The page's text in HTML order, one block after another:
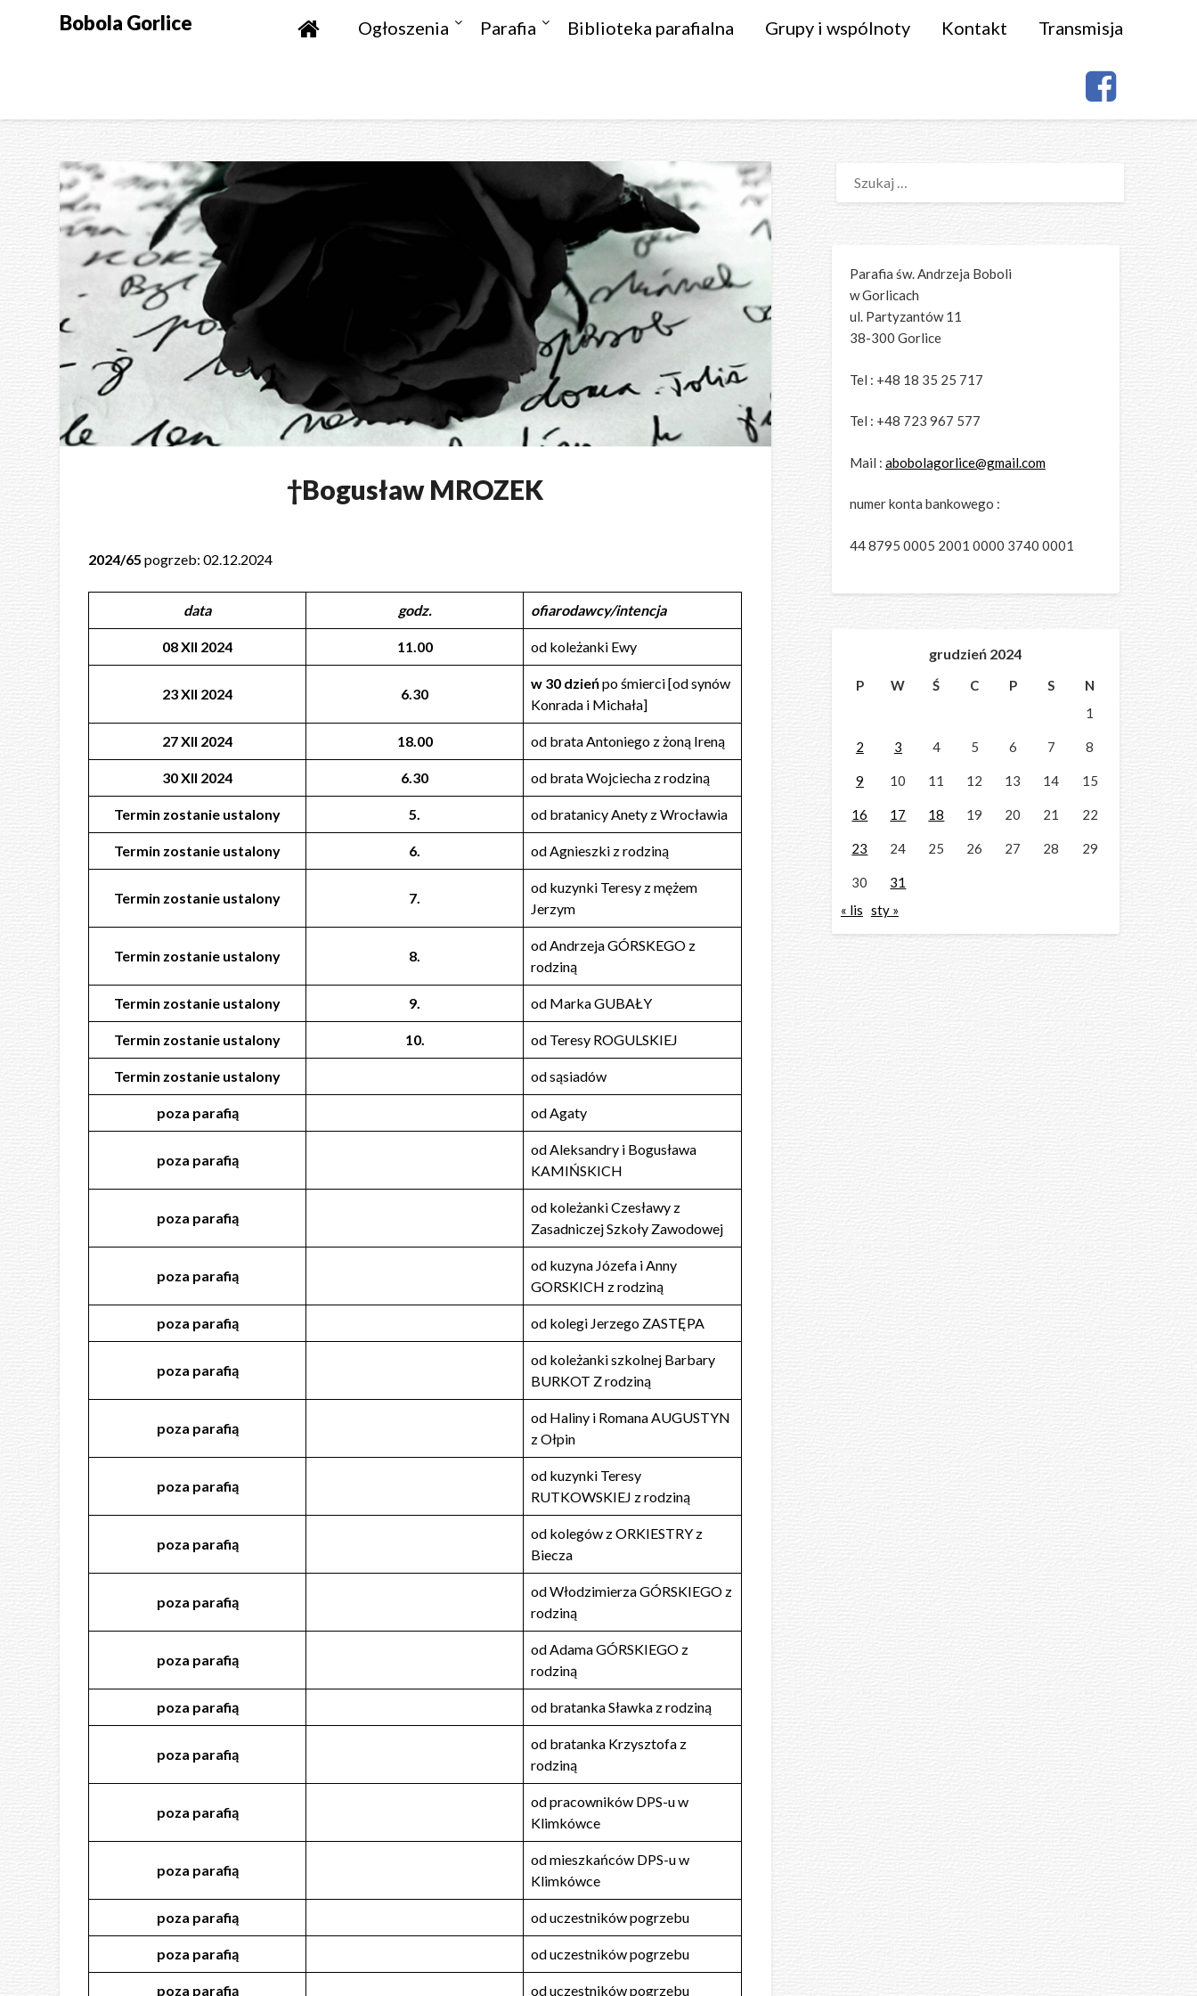
Bobola Gorlice Ogłoszenia Parafia Biblioteka parafialna Grupy i wspólnoty Kontakt Transmisja
†Bogusław MROZEK
2024/65pogrzeb: 02.12.2024
data godz. ofiarodawcy/intencja
08 XII 2024 11.00 od koleżanki Ewy
23 XII 2024 6.30
w 30 dzieńpo śmierci [od synów
Konrada i Michała]
27 XII 2024 18.00 od brata Antoniego z żoną Ireną
30 XII 2024 6.30 od brata Wojciecha z rodziną
Termin zostanie ustalony 5. od bratanicy Anety z Wrocławia
Termin zostanie ustalony 6. od Agnieszki z rodziną
Termin zostanie ustalony 7.
od kuzynki Teresy z mężem
Jerzym
Termin zostanie ustalony 8.
od Andrzeja GÓRSKEGO z
rodziną
Termin zostanie ustalony 9. od Marka GUBAŁY
Termin zostanie ustalony 10. od Teresy ROGULSKIEJ
Termin zostanie ustalony od sąsiadów
poza parafią od Agaty
poza parafią
od Aleksandry i Bogusława
KAMIŃSKICH
poza parafią
od koleżanki Czesławy z
Zasadniczej Szkoły Zawodowej
poza parafią
od kuzyna Józefa i Anny
GORSKICH z rodziną
poza parafią od kolegi Jerzego ZASTĘPA
poza parafią
od koleżanki szkolnej Barbary
BURKOT Z rodziną
poza parafią
od Haliny i Romana AUGUSTYN
z Ołpin
poza parafią
od kuzynki Teresy
RUTKOWSKIEJ z rodziną
poza parafią
od kolegów z ORKIESTRY z
Biecza
poza parafią
od Włodzimierza GÓRSKIEGO z
rodziną
poza parafią
od Adama GÓRSKIEGO z
rodziną
poza parafią od bratanka Sławka z rodziną
poza parafią
od bratanka Krzysztofa z
rodziną
poza parafią
od pracowników DPS-u w
Klimkówce
poza parafią
od mieszkańców DPS-u w
Klimkówce
poza parafią od uczestników pogrzebu
poza parafią od uczestników pogrzebu
poza parafią od uczestników pogrzebu
Parafia św. Andrzeja Boboli
w Gorlicach
ul. Partyzantów 11
38-300 Gorlice
Tel : +48 18 35 25 717
Tel : +48 723 967 577
Mail : abobolagorlice@gmail.com
numer konta bankowego :
44 8795 0005 2001 0000 3740 0001
grudzień 2024
P W Ś C P S
N
1
2 3 4 5 6 7 8
9 10 11 12 13 14 15
16 17 18 19 20 21 22
23 24 25 26 27 28 29
30
31
« lis sty »